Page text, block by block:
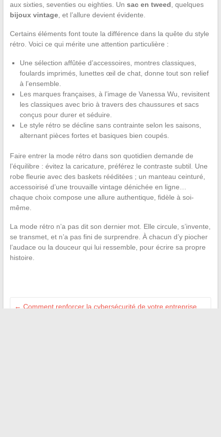
aux sixties, seventies ou eighties. Un sac en tweed , quelques
bijoux vintage, et l’allure devient évidente.
Certains éléments font toute la différence dans la quête du style
rétro. Voici ce qui mérite une attention particulière :
Une sélection affûtée d’accessoires, montres classiques,
foulards imprimés, lunettes œil de chat, donne tout son relief
à l’ensemble.
Les marques françaises, à l’image de Vanessa Wu, revisitent
les classiques avec brio à travers des chaussures et sacs
conçus pour durer et séduire.
Le style rétro se décline sans contrainte selon les saisons,
alternant pièces fortes et basiques bien coupés.
Faire entrer la mode rétro dans son quotidien demande de
l’équilibre : évitez la caricature, préférez le contraste subtil. Une
robe fleurie avec des baskets rééditées ; un manteau ceinturé,
accessoirisé d’une trouvaille vintage dénichée en ligne…
chaque choix compose une allure authentique, fidèle à soi-
même.
La mode rétro n’a pas dit son dernier mot. Elle circule, s’invente,
se transmet, et n’a pas fini de surprendre. À chacun d’y piocher
l’audace ou la douceur qui lui ressemble, pour écrire sa propre
histoire.
← Comment renforcer la cybersécurité de votre entreprise